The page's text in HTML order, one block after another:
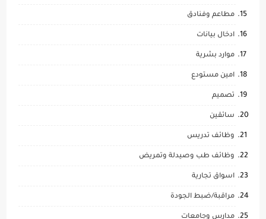
مطاعم وفنادق
ادخال بيانات
موارد بشرية
امين مستودع
تصميم
سائقين
وظائف تدريس
وظائف طب وصيدلة وتمريض
اسواق تجارية
مراقبة/ضبط الجودة
مدارس وجامعات